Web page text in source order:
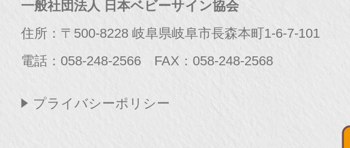
一般社団法人 日本ベビーサイン協会
住所：〒500-8228 岐阜県岐阜市長森本町1-6-7-101
電話： 058-248-2566 FAX：058-248-2568
プライバシーポリシー